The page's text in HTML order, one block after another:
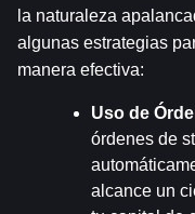
la naturaleza
algunas estrategias
manera efectiva:
Uso de
órdenes de
alcance un